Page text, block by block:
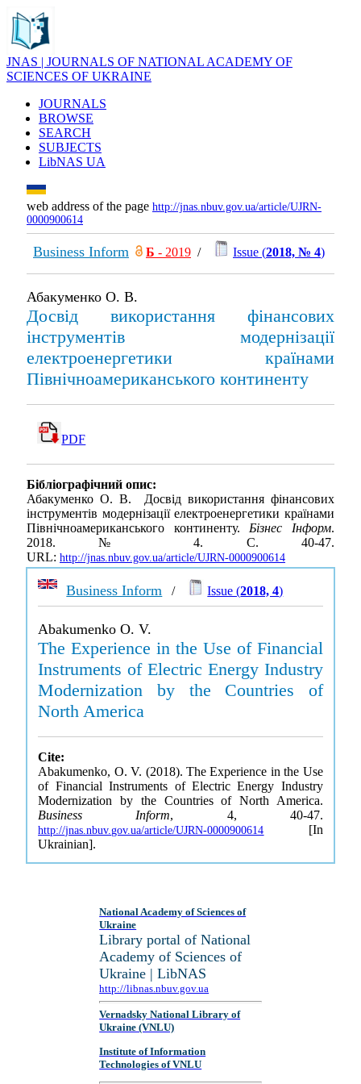
JNAS | JOURNALS OF NATIONAL ACADEMY OF
SCIENCES OF UKRAINE
JOURNALS
BROWSE
SEARCH
SUBJECTS
LibNAS UA
web address of the page http://jnas.nbuv.gov.ua/article/UJRN-
0000900614
Business Inform Б - 2019 / Issue (2018, № 4)
Абакуменко О. В.
Досвід використання фінансових
інструментів модернізації
електроенергетики країнами
Північноамериканського континенту
PDF
Бібліографічний опис:
Абакуменко О. В. Досвід використання фінансових
інструментів модернізації електроенергетики країнами
Північноамериканського континенту.Бізнес Інформ.
2018. № 4. С. 40-47.
URL: http://jnas.nbuv.gov.ua/article/UJRN-0000900614
Business Inform / Issue (2018, 4)
Abakumenko O. V.
The Experience in the Use of Financial
Instruments of Electric Energy Industry
Modernization by the Countries of
North America
Cite:
Abakumenko, O. V. (2018). The Experience in the Use
of Financial Instruments of Electric Energy Industry
Modernization by the Countries of North America.
Business Inform, 4, 40-47.
http://jnas.nbuv.gov.ua/article/UJRN-0000900614 [In
Ukrainian].
National Academy of Sciences of
Ukraine
Library portal of National
Academy of Sciences of
Ukraine | LibNAS
http://libnas.nbuv.gov.ua
Vernadsky National Library of
Ukraine (VNLU)
Institute of Information
Technologies of VNLU